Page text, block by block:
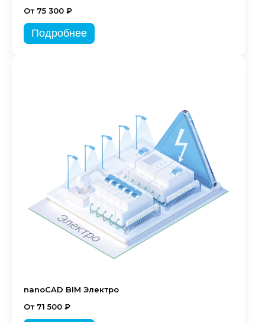
От 75 300 ₽
Подробнее
nanoCAD BIM Электро
От 71 500 ₽